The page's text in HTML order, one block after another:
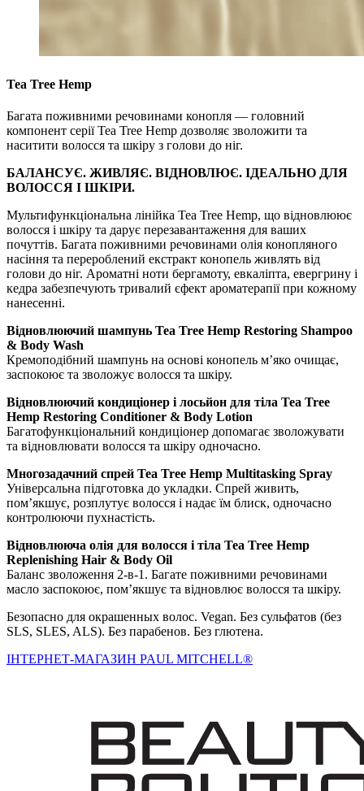
Tea Tree Hemp
Багата поживними речовинами конопля — головний
компонент серії Tea Tree Hemp дозволяє зволожити та
наситити волосся та шкіру з голови до ніг.
БАЛАНСУЄ. ЖИВЛЯЄ. ВІДНОВЛЮЄ. ІДЕАЛЬНО ДЛЯ
ВОЛОССЯ І ШКІРИ.
Мультифункціональна лінійка Tea Tree Hemp, що відновлюює
волосся і шкіру та дарує перезавантаження для ваших
почуттів. Багата поживними речовинами олія конопляного
насіння та перероблений екстракт конопель живлять від
голови до ніг. Ароматні ноти бергамоту, евкаліпта, евергрину і
кедра забезпечують тривалий єфект ароматерапії при кожному
нанесенні.
Відновлюючий шампунь Tea Tree Hemp Restoring Shampoo
& Body Wash
Кремоподібний шампунь на основі конопель м’яко очищає,
заспокоює та зволожує волосся та шкіру.
Відновлюючий кондиціонер i лосьйон для тіла Tea Tree
Hemp Restoring Conditioner & Body Lotion
Багатофункціональний кондиціонер допомагає зволожувати
та відновлювати волосся та шкіру одночасно.
Многозадачний спрей Tea Tree Hemp Multitasking Spray
Універсальна підготовка до укладки. Спрей живить,
пом’якшує, розплутує волосся і надає їм блиск, одночасно
контролюючи пухнастість.
Відновлююча олія для волосся і тіла Tea Tree Hemp
Replenishing Hair & Body Oil
Баланс зволоження 2-в-1. Багате поживними речовинами
масло заспокоює, пом’якшує та відновлює волосся та шкіру.
Безопасно для окрашенных волос. Vegan. Без сульфатов (без
SLS, SLES, ALS). Без парабенов. Без глютена.
IНТЕРНЕТ-МАГАЗИН PAUL MITCHELL®